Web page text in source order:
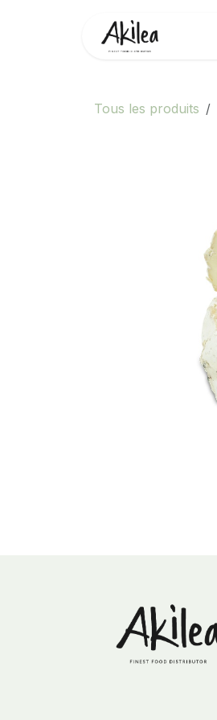
Tous les produits